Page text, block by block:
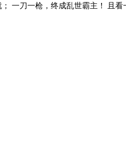
一刀一枪，终成乱世霸主！ 且